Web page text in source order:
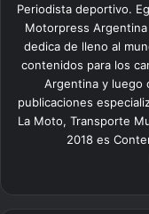
Periodista deportivo.
Motorpress
dedica de lleno al
contenidos para los
Argentina y luego
publicaciones
La Moto, Transporte
2018 es